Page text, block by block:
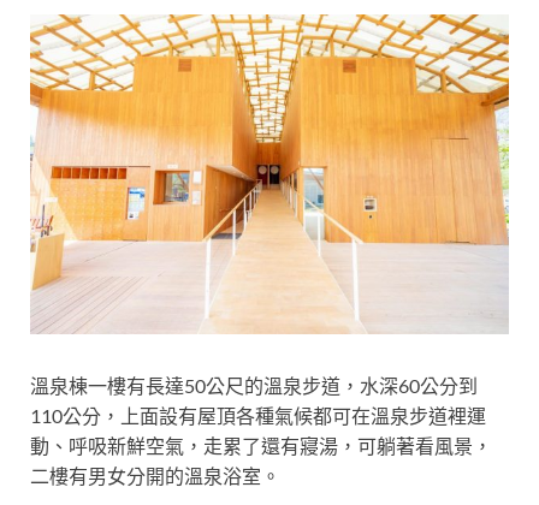
溫泉棟一樓有長達50公尺的溫泉步道，水深60公分到
110公分，上面設有屋頂各種氣候都可在溫泉步道裡運
動、呼吸新鮮空氣，走累了還有寢湯，可躺著看風景，
二樓有男女分開的溫泉浴室。